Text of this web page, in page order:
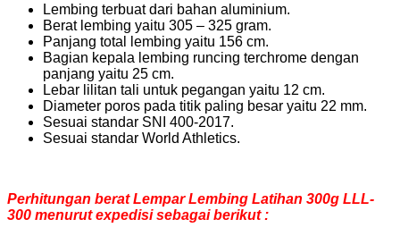
Lembing terbuat dari bahan aluminium.
Berat lembing yaitu 305 – 325 gram.
Panjang total lembing yaitu 156 cm.
Bagian kepala lembing runcing terchrome dengan
panjang yaitu 25 cm.
Lebar lilitan tali untuk pegangan yaitu 12 cm.
Diameter poros pada titik paling besar yaitu 22 mm.
Sesuai standar SNI 400-2017.
Sesuai standar World Athletics.
Perhitungan berat Lempar Lembing Latihan 300g LLL-
300 menurut expedisi sebagai berikut :